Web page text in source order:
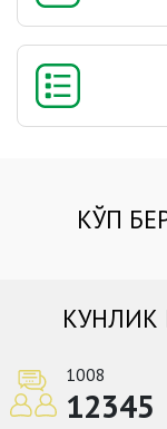
КЎП
КУНЛИК
1008
12345